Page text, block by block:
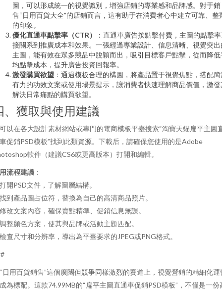
圖，可以形成統一的視覺識別，增強店鋪的專業感和品牌感。對于銷
售“日用百貨大全”的店鋪而言，這有助于在消費者心中建立可靠、整
的印象。
優化直通車點擊率（CTR）
：直通車廣告按點擊付費，主圖的點擊
接關系到推廣成本和效果。一張經過專業設計、信息清晰、視覺突出
主圖，能有效在眾多競品中脫穎而出，吸引目標客戶點擊，從而降低
均點擊成本，提升廣告投資回報率。
激發購買欲望 ：通過模板合理的構圖，將產品置于視覺焦點，搭配簡
有力的功效文案或使用場景提示，讓消費者快速理解商品價值，激發
解決日常痛點的購買欲望。
、獲取與使用建議
以在各大設計素材網站或專門的電商模板平臺搜索“淘寶天貓扁平主圖
促銷PSD模板”找到此類資源。下載后，請確保您使用的是Adobe
軟件（建議CS6或更高版本）打開和編輯。
流程建議 ：
開PSD文件，了解圖層結構。
到產品圖占位符，替換為自己的高清商品照片。
改文案內容，確保賣點精準、促銷信息無誤。
整顏色方案，使其與品牌或活動主題匹配。
查尺寸和分辨率，導出為平臺要求的JPEG或PNG格式。
日用百貨銷售”這個廣闊但競爭同樣激烈的賽道上，視覺營銷的精細化運
為標配。這款74.99MB的“扁平主圖直通車促銷PSD模板”，不僅是一份